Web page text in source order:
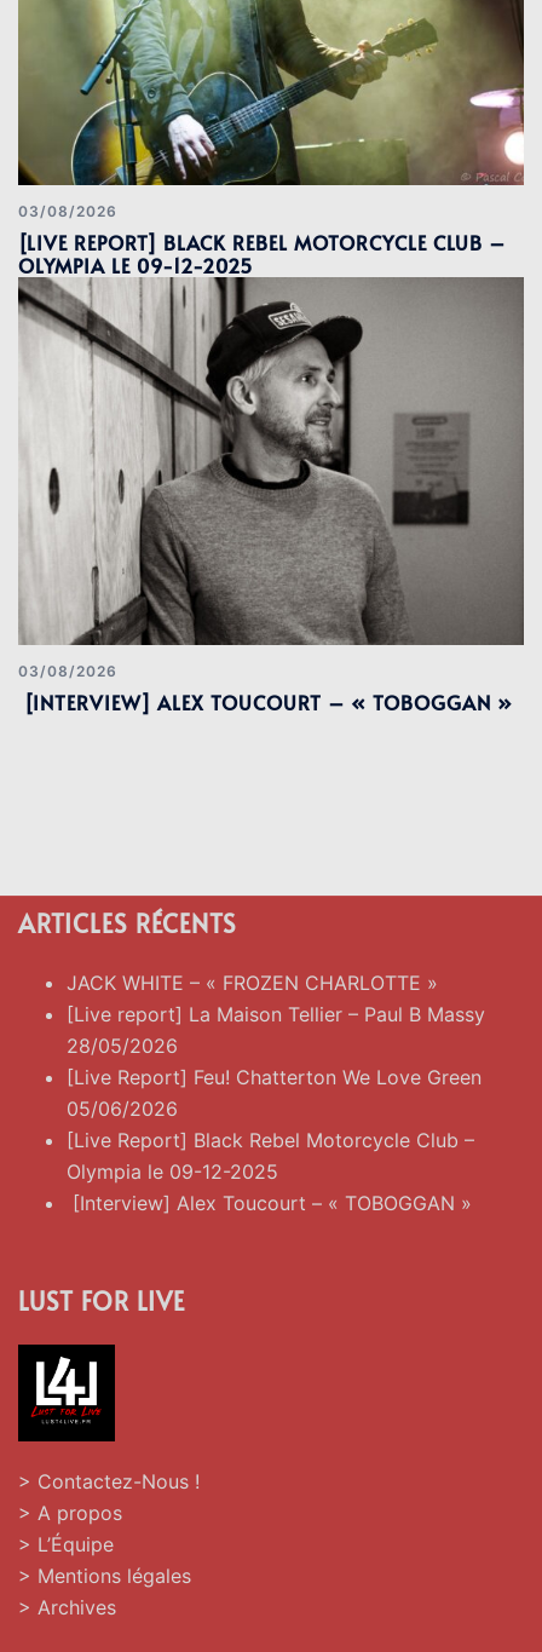
03/08/2026
[LIVE REPORT] BLACK REBEL MOTORCYCLE CLUB –
OLYMPIA LE 09-12-2025
03/08/2026
[INTERVIEW] ALEX TOUCOURT – « TOBOGGAN »
ARTICLES RÉCENTS
JACK WHITE – « FROZEN CHARLOTTE »
[Live report] La Maison Tellier – Paul B Massy
28/05/2026
[Live Report] Feu! Chatterton We Love Green
05/06/2026
[Live Report] Black Rebel Motorcycle Club –
Olympia le 09-12-2025
[Interview] Alex Toucourt – « TOBOGGAN »
LUST FOR LIVE
> Contactez-Nous !
> A propos
> L’Équipe
> Mentions légales
> Archives